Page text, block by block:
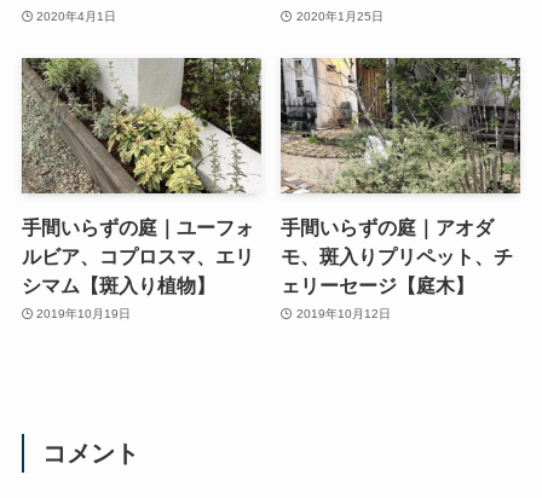
2020年4月1日 2020年1月25日
手間いらずの庭｜ユーフォ
ルビア、コプロスマ、エリ
シマム【斑入り植物】
2019年10月19日
手間いらずの庭｜アオダ
モ、斑入りプリペット、チ
ェリーセージ【庭木】
2019年10月12日
コメント